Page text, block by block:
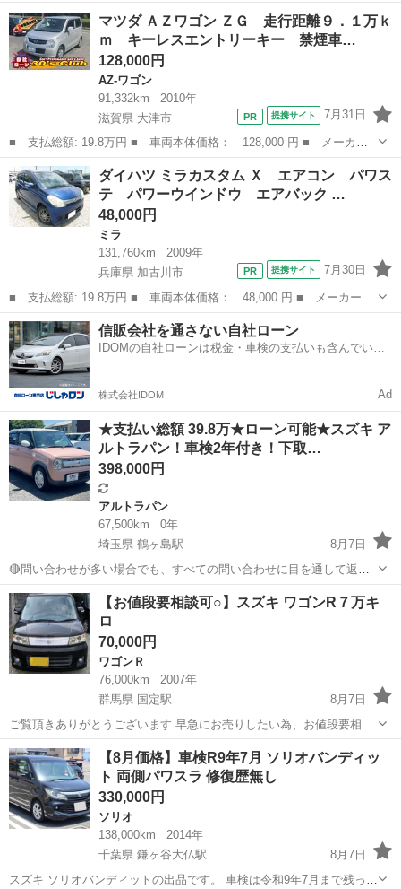
キ ＵＳＢ エアコ
ン 電動格納ミラ
ー グレーインテリ
ア アームレスト
天面クリア剥げあり
10.8）
マツダ ＡＺワゴン ＺＧ 走行距離９．１万ｋ
ｍ キーレスエントリーキー 禁煙車…
128,000円
AZ-ワゴン
91,332km
2010年
滋賀県 大津市
提携サイト 7月31日
■ 支払総額: 19.8万円 ■ 車両本体価格： 128,000 円 ■ メーカー
名： マツダ ■ 車種名： ＡＺワゴン ■ グレード名： ＺＧ 走
行距離９．１万ｋｍ キーレスエントリーキー 禁煙車 ワンセグＴ
Ｖナビ付 Ｅ...
滋賀 大津市 AZ-ワゴン 走行距離
ダイハツ ミラカスタム Ｘ エアコン パワス
テ パワーウインドウ エアバック …
48,000円
ミラ
131,760km
2009年
兵庫県 加古川市
提携サイト 7月30日
■ 支払総額: 19.8万円 ■ 車両本体価格： 48,000 円 ■ メーカー
名： ダイハツ ■ 車種名： ミラカスタム ■ グレード名： Ｘ
エアコン パワステ パワーウインドウ エアバック ■ 排気量：
660cc ...
兵庫 加古川市 ミラ ミラカスタム
信販会社を通さない自社ローン
IDOMの自社ローンは税金・車検の支払いも含んでいる
株式会社IDOM Ad
★支払い総額 39.8万★ローン可能★スズキ ア
ルトラパン！車検2年付き！下取…
398,000円
アルトラパン
67,500km
0年
埼玉県 鶴ヶ島駅
8月7日
🔴問い合わせが多い場合でも、すべての問い合わせに目を通して返信
しておりますので、気にせずお気軽にお問い合わせください😊 ◆出品
番号◆ M6GH2207 ◆支払い総額◆ 39.8万円 ローン可能！ 提携ローン
会社による審査...
埼玉 川越市 鶴ヶ島駅 アルトラパン
【お値段要相談可○】スズキ ワゴンR７万キ
ロ
70,000円
ワゴンＲ
76,000km
2007年
群馬県 国定駅
8月7日
ご覧頂きありがとうございます 早急にお売りしたい為、お値段要相談
可能です スズキ ワゴンR 7万6000キロ 天井が剥がれ有り 車体への目
立った凹み、傷はなし 車検 令和10年の4月まで スタットレスタイヤ付
き
群馬 伊勢崎市 国定駅 ワゴンＲ
【8月価格】車検R9年7月 ソリオバンディッ
ト 両側パワスラ 修復歴無し
330,000円
ソリオ
138,000km
2014年
千葉県 鎌ヶ谷大仏駅
8月7日
スズキ ソリオバンディットの出品です。 車検は令和9年7月まで残って